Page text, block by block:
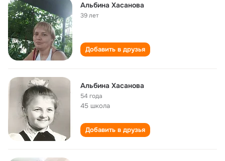
Альбина Хасанова
39 лет
Добавить в друзья
Альбина Хасанова
54 года
45 школа
Добавить в друзья